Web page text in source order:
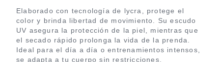
Elaborado con tecnología de lycra, protege el
color y brinda libertad de movimiento. Su escudo
UV asegura la protección de la piel, mientras que
el secado rápido prolonga la vida de la prenda.
Ideal para el día a día o entrenamientos intensos,
se adapta a tu cuerpo sin restricciones.